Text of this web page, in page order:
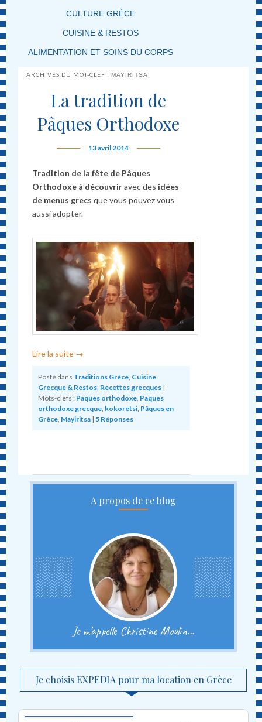
CULTURE GRÈCE
CUISINE & RESTOS
ALIMENTATION ET SOINS DU CORPS
ARCHIVES DU MOT-CLEF :MAYIRITSA
La tradition de
Pâques Orthodoxe
13 avril 2014
Tradition de la fête de Pâques
Orthodoxe à découvriravec des idées
de menus grecs que vous pouvez vous
aussi adopter.
Lire la suite →
Posté dans Traditions Grèce Cuisine
Grecque & Restos Recettes grecques |
Mots-clefs : Paques orthodoxe Paques
orthodoxe grecque kokoretsi Pâques en
Grèce Mayiritsa | 5 Réponses
A propos de ce blog
Je m'appelle Christine Moulin...
Je choisis EXPEDIA pour ma location en Grèce